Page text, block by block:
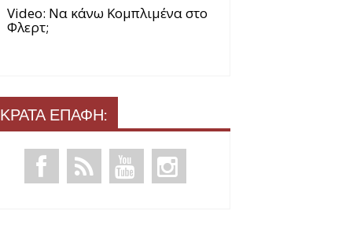
Video: Να κάνω Κομπλιμένα στο
Φλερτ;
ΚΡΑΤΑ ΕΠΑΦΗ: